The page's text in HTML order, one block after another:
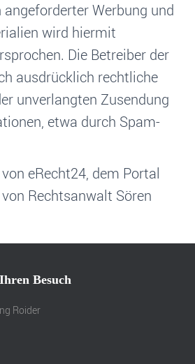
Werbung und
wird hiermit
Die Betreiber der
ausdrücklich rechtliche
unverlangten Zusendung
etwa durch Spam-
eRecht24, dem Portal
Rechtsanwalt Sören
Besuch
Roider